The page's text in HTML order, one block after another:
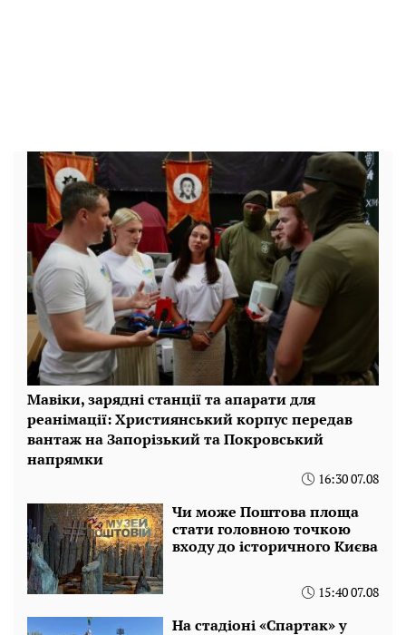
Мавіки, зарядні станції та апарати для
реанімації: Християнський корпус передав
вантаж на Запорізький та Покровський
напрямки
16:30 07.08
Чи може Поштова площа
стати головною точкою
входу до історичного Києва
15:40 07.08
На стадіоні «Спартак» у